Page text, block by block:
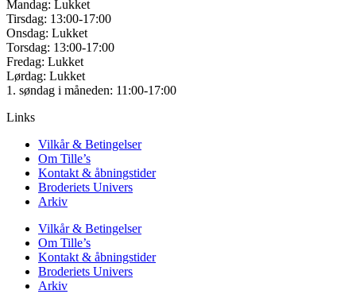
Mandag: Lukket
Tirsdag: 13:00-17:00
Onsdag: Lukket
Torsdag: 13:00-17:00
Fredag: Lukket
Lørdag: Lukket
1. søndag i måneden: 11:00-17:00
Links
Vilkår & Betingelser
Om Tille’s
Kontakt & åbningstider
Broderiets Univers
Arkiv
Vilkår & Betingelser
Om Tille’s
Kontakt & åbningstider
Broderiets Univers
Arkiv